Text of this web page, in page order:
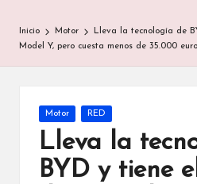
Inicio Motor
Lleva la tecnología de
Model Y, pero cuesta menos de 35.000
Publicada
en
Motor RED
Lleva la
BYD y tiene